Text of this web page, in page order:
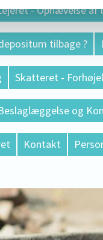
- Ophævelse af
tilbage ?
Skatteret -
og
Kontakt